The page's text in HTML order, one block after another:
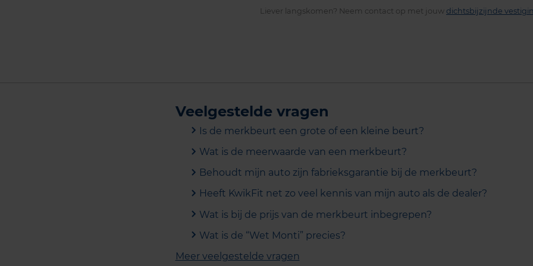
Liever langskomen? Neem contact op met jouw dichtsbijzijnde
Veelgestelde vragen
Is de merkbeurt een grote of een kleine beurt?
Wat is de meerwaarde van een merkbeurt?
Behoudt mijn auto zijn fabrieksgarantie bij de merkbeurt?
Heeft KwikFit net zo veel kennis van mijn auto als de dealer?
Wat is bij de prijs van de merkbeurt inbegrepen?
Wat is de “Wet Monti” precies?
Meer veelgestelde vragen